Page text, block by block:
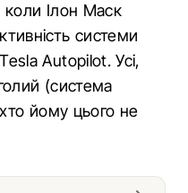
коли Ілон Маск
системи
Autopilot. Усі,
(система
йому цього не